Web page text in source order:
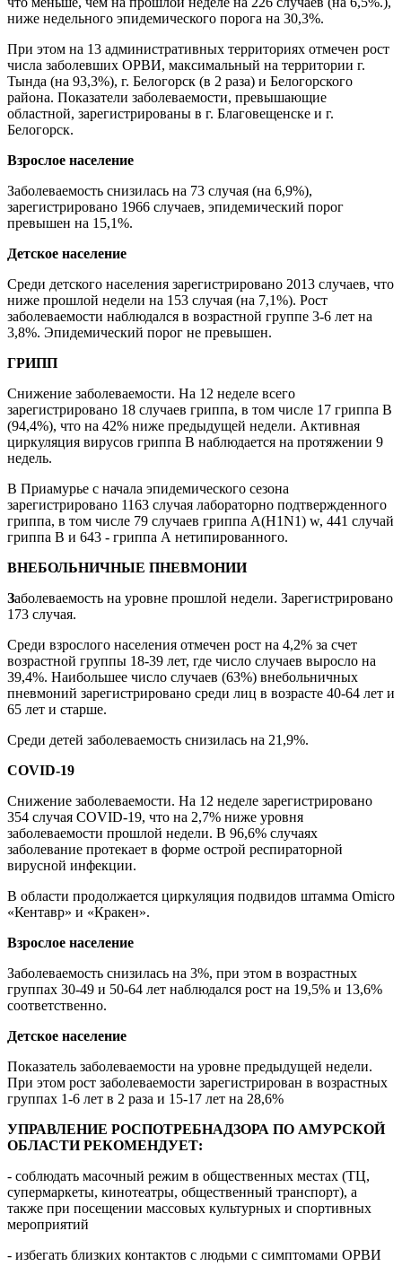
ниже недельного эпидемического порога на 30,3%.
При этом на 13 административных территориях отмечен рост
числа заболевших ОРВИ, максимальный на территории г.
Тында (на 93,3%), г. Белогорск (в 2 раза) и Белогорского
района. Показатели заболеваемости, превышающие
областной, зарегистрированы в г. Благовещенске и г.
Белогорск.
Взрослое население
Заболеваемость снизилась на 73 случая (на 6,9%),
зарегистрировано 1966 случаев, эпидемический порог
превышен на 15,1%.
Детское население
Среди детского населения зарегистрировано 2013 случаев, что
ниже прошлой недели на 153 случая (на 7,1%). Рост
заболеваемости наблюдался в возрастной группе 3-6 лет на
3,8%. Эпидемический порог не превышен.
ГРИПП
Снижение заболеваемости. На 12 неделе всего
зарегистрировано 18 случаев гриппа, в том числе 17 гриппа В
(94,4%), что на 42% ниже предыдущей недели. Активная
циркуляция вирусов гриппа В наблюдается на протяжении 9
недель.
В Приамурье с начала эпидемического сезона
зарегистрировано 1163 случая лабораторно подтвержденного
гриппа, в том числе 79 случаев гриппа А(H1N1) w, 441 случай
гриппа В и 643 - гриппа А нетипированного.
ВНЕБОЛЬНИЧНЫЕ ПНЕВМОНИИ
Заболеваемость на уровне прошлой недели. Зарегистрировано
173 случая.
Среди взрослого населения отмечен рост на 4,2% за счет
возрастной группы 18-39 лет, где число случаев выросло на
39,4%. Наибольшее число случаев (63%) внебольничных
пневмоний зарегистрировано среди лиц в возрасте 40-64 лет и
65 лет и старше.
Среди детей заболеваемость снизилась на 21,9%.
COVID-19
Снижение заболеваемости. На 12 неделе зарегистрировано
354 случая COVID-19, что на 2,7% ниже уровня
заболеваемости прошлой недели. В 96,6% случаях
заболевание протекает в форме острой респираторной
вирусной инфекции.
В области продолжается циркуляция подвидов штамма Omicro
«Кентавр» и «Кракен».
Взрослое население
Заболеваемость снизилась на 3%, при этом в возрастных
группах 30-49 и 50-64 лет наблюдался рост на 19,5% и 13,6%
соответственно.
Детское население
Показатель заболеваемости на уровне предыдущей недели.
При этом рост заболеваемости зарегистрирован в возрастных
группах 1-6 лет в 2 раза и 15-17 лет на 28,6%
УПРАВЛЕНИЕ РОСПОТРЕБНАДЗОРА ПО АМУРСКОЙ
ОБЛАСТИ РЕКОМЕНДУЕТ:
- соблюдать масочный режим в общественных местах (ТЦ,
супермаркеты, кинотеатры, общественный транспорт), а
также при посещении массовых культурных и спортивных
мероприятий
- избегать близких контактов с людьми с симптомами ОРВИ